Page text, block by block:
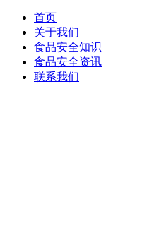
首页
关于我们
食品安全知识
食品安全资讯
联系我们